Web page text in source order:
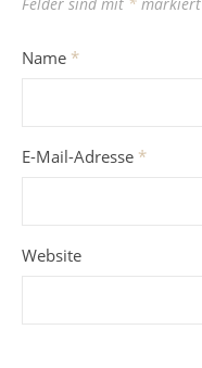
Name *
E-Mail-Adresse *
Website